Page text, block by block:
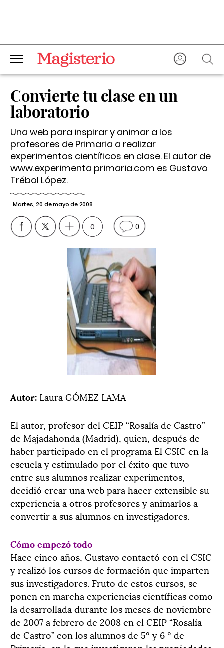
Convierte tu clase en un
laboratorio
Una web para inspirar y animar a los
profesores de Primaria a realizar
experimentos científicos en clase. El autor de
www.experimenta primaria.com es Gustavo
Trébol López.
Martes, 20 de mayo de 2008
0 0
Autor: Laura GÓMEZ LAMA
El autor, profesor del CEIP “Rosalía de Castro”
de Majadahonda (Madrid), quien, después de
haber participado en el programa El CSIC en la
escuela y estimulado por el éxito que tuvo
entre sus alumnos realizar experimentos,
decidió crear una web para hacer extensible su
experiencia a otros profesores y animarlos a
convertir a sus alumnos en investigadores.
Cómo empezó todo
Hace cinco años, Gustavo contactó con el CSIC
y realizó los cursos de formación que imparten
sus investigadores. Fruto de estos cursos, se
ponen en marcha experiencias científicas como
la desarrollada durante los meses de noviembre
de 2007 a febrero de 2008 en el CEIP “Rosalía
de Castro” con los alumnos de 5º y 6 º de